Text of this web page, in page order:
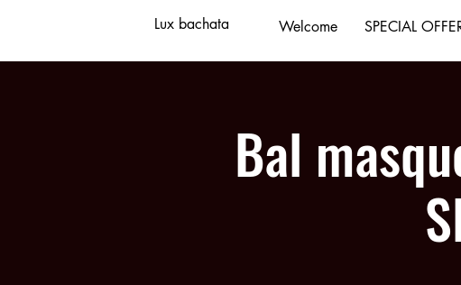
Lux bachata Welcome SPECIAL
Bal